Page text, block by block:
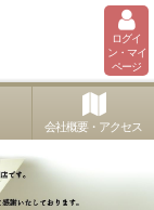
ログイ
ン・マイ
ページ
会社概要・アクセス